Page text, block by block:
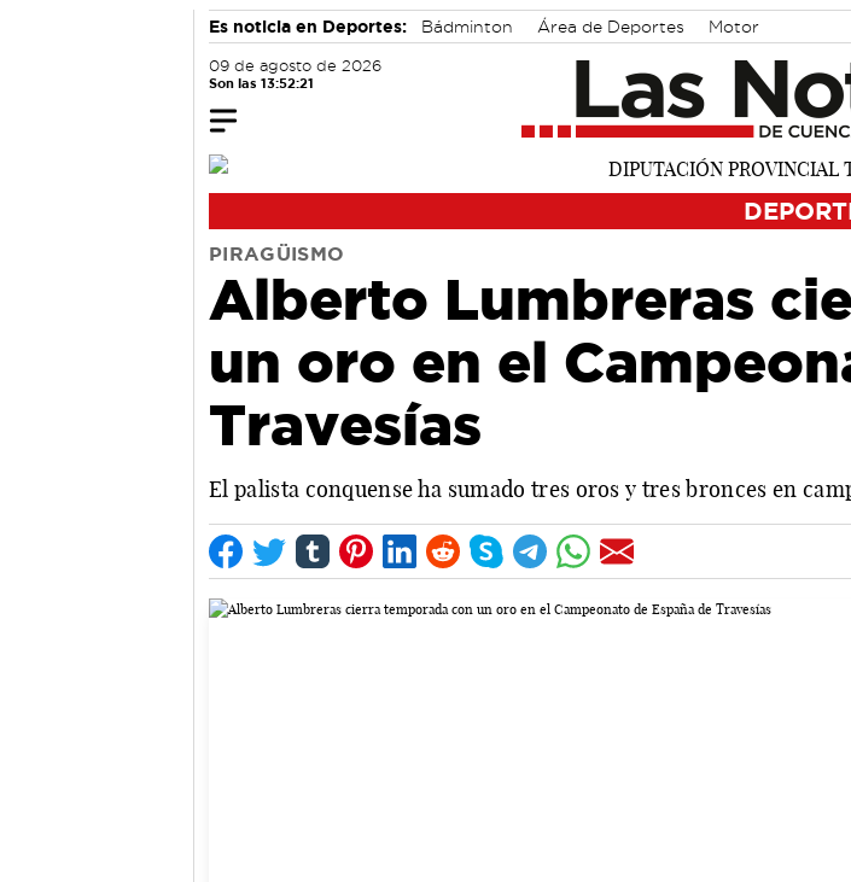
Es noticia en Deportes: Bádminton Área de Deportes Motor
09 de agosto de 2026
Son las 13:52:22
PIRAGÜISMO
Alberto Lumbreras
un oro en el
Travesías
El palista conquense ha sumado tres oros y tres bronces en